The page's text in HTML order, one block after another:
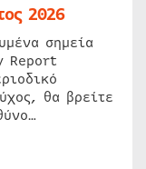
2026
σημεία
Report
θα βρείτε